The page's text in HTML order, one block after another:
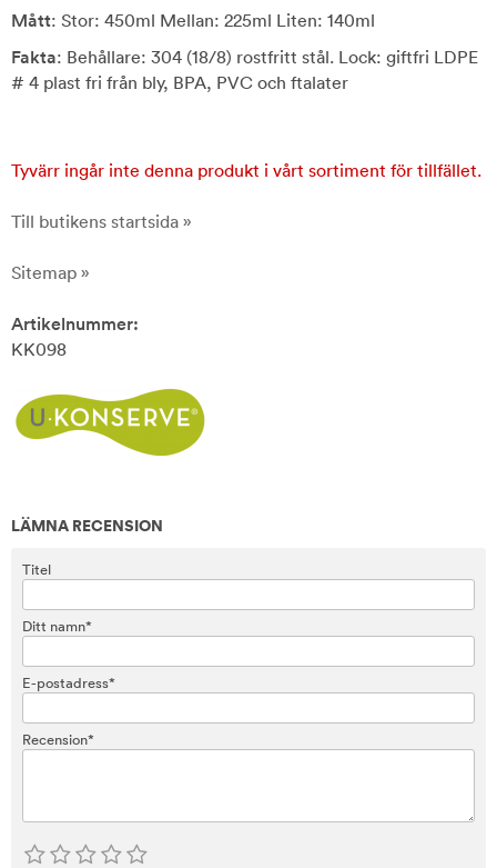
Mått: Stor: 450ml Mellan: 225ml Liten: 140ml
Fakta: Behållare: 304 (18/8) rostfritt stål. Lock: giftfri LDPE
# 4 plast fri från bly, BPA, PVC och ftalater
Tyvärr ingår inte denna produkt i vårt sortiment för tillfället.
Till butikens startsida »
Sitemap »
Artikelnummer:
KK098
LÄMNA RECENSION
Titel
Ditt namn*
E-postadress*
Recension*